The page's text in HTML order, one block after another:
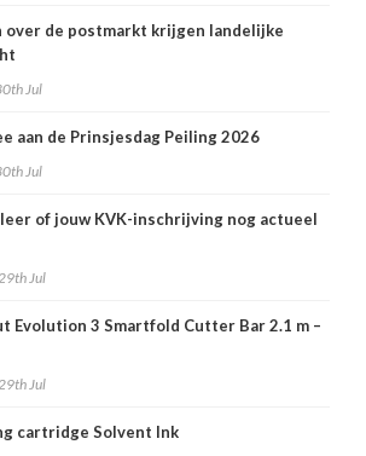
over de postmarkt krijgen landelijke
Jul
aan de Prinsjesdag Peiling 2026
Jul
of jouw KVK-inschrijving nog actueel
Jul
Evolution 3 Smartfold Cutter Bar 2.1 m –
Jul
cartridge Solvent Ink